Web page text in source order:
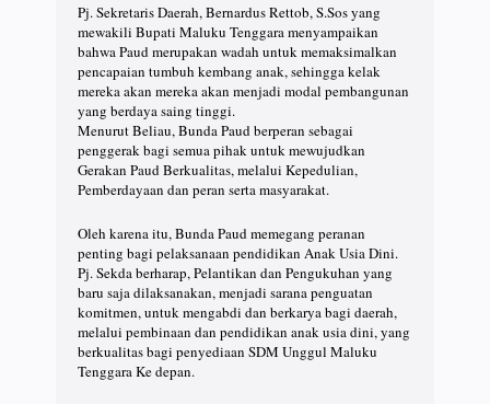
Pj. Sekretaris Daerah, Bernardus Rettob, S.Sos yang
mewakili Bupati Maluku Tenggara menyampaikan
bahwa Paud merupakan wadah untuk memaksimalkan
pencapaian tumbuh kembang anak, sehingga kelak
mereka akan mereka akan menjadi modal pembangunan
yang berdaya saing tinggi.
Menurut Beliau, Bunda Paud berperan sebagai
penggerak bagi semua pihak untuk mewujudkan
Gerakan Paud Berkualitas, melalui Kepedulian,
Pemberdayaan dan peran serta masyarakat.
Oleh karena itu, Bunda Paud memegang peranan
penting bagi pelaksanaan pendidikan Anak Usia Dini.
Pj. Sekda berharap, Pelantikan dan Pengukuhan yang
baru saja dilaksanakan, menjadi sarana penguatan
komitmen, untuk mengabdi dan berkarya bagi daerah,
melalui pembinaan dan pendidikan anak usia dini, yang
berkualitas bagi penyediaan SDM Unggul Maluku
Tenggara Ke depan.